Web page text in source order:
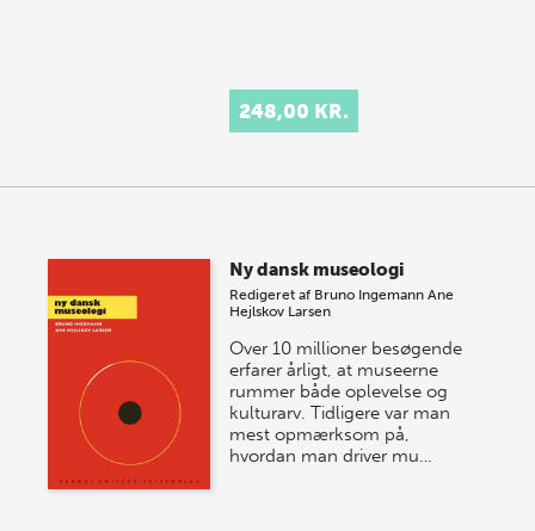
248,00 KR.
Ny dansk museologi
Redigeret af Bruno Ingemann Ane
Hejlskov Larsen
Over 10 millioner besøgende
erfarer årligt, at museerne
rummer både oplevelse og
kulturarv. Tidligere var man
mest opmærksom på,
hvordan man driver mu…